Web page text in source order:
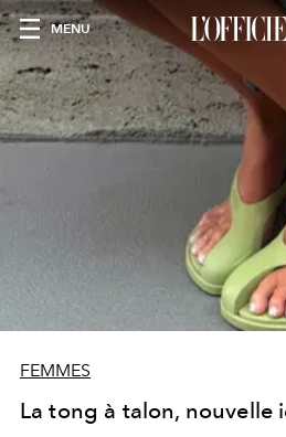
MENU
FEMMES
La tong à talon, nouvelle